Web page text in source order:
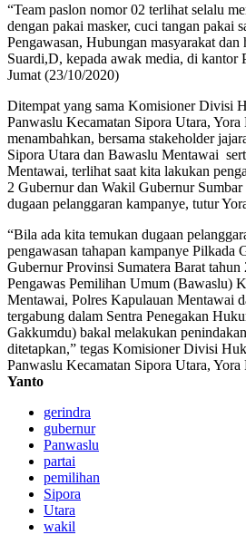
“Team paslon nomor 02 terlihat selalu
dengan pakai masker, cuci tangan pakai
Pengawasan, Hubungan masyarakat dan
Suardi,D, kepada awak media, di kantor
Jumat (23/10/2020)
Ditempat yang sama Komisioner Divisi
Panwaslu Kecamatan Sipora Utara, Yora
menambahkan, bersama stakeholder
Sipora Utara dan Bawaslu Mentawai
Mentawai, terlihat saat kita lakukan
2 Gubernur dan Wakil Gubernur
dugaan pelanggaran kampanye, tutur
“Bila ada kita temukan dugaan
pengawasan tahapan kampanye Pilkada
Gubernur Provinsi Sumatera Barat tahun
Pengawas Pemilihan Umum (Bawaslu)
Mentawai, Polres Kapulauan Mentawai
tergabung dalam Sentra Penegakan
Gakkumdu) bakal melakukan
ditetapkan,” tegas Komisioner Divisi
Panwaslu Kecamatan Sipora Utara, Yora
Yanto
gerindra
gubernur
Panwaslu
partai
pemilihan
Sipora
Utara
wakil